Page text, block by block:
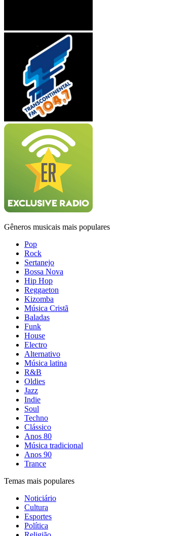
Gêneros musicais mais populares
Pop
Rock
Sertanejo
Bossa Nova
Hip Hop
Reggaeton
Kizomba
Música Cristã
Baladas
Funk
House
Electro
Alternativo
Música latina
R&B
Oldies
Jazz
Indie
Soul
Techno
Clássico
Anos 80
Música tradicional
Anos 90
Trance
Temas mais populares
Noticiário
Cultura
Esportes
Política